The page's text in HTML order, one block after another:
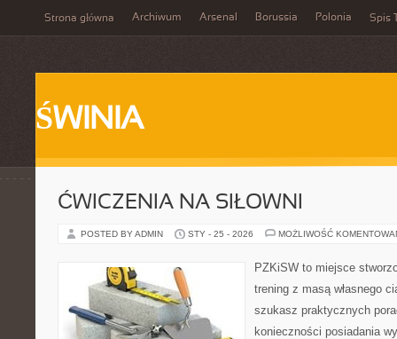
Strona główna Archiwum Arsenal Borussia Polonia Spis
ŚWINIA
ĆWICZENIA NA SIŁOWNI
POSTED BY ADMIN STY - 25 - 2026 MOŻLIWOŚĆ
PZKiSW to miejsce
trening z masą własnego
szukasz praktycznych
konieczności posiadania